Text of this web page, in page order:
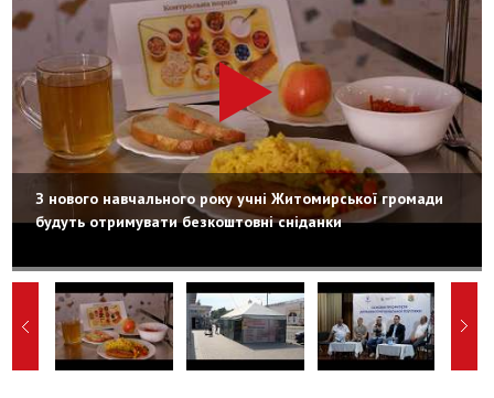
З нового навчального року учні Житомирської громади
будуть отримувати безкоштовні сніданки